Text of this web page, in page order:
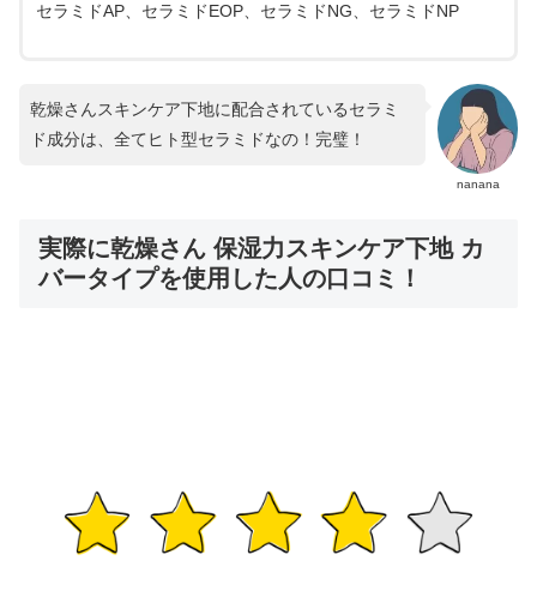
セラミドAP、セラミドEOP、セラミドNG、セラミドNP
nanana
乾燥さんスキンケア下地に配合されているセラミ
ド成分は、全てヒト型セラミドなの！完璧！
実際に乾燥さん 保湿力スキンケア下地 カ
バータイプを使用した人の口コミ！